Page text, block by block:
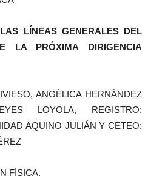
LÍNEAS GENERALES DEL
LA PRÓXIMA DIRIGENCIA
ANGÉLICA HERNÁNDEZ
LOYOLA, REGISTRO:
AQUINO JULIÁN Y CETEO:
FÍSICA.